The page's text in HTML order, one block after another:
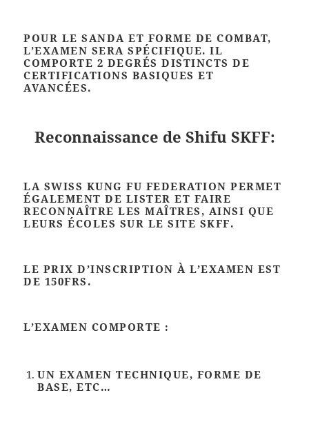
POUR LE SANDA ET FORME DE COMBAT,
L’EXAMEN SERA SPÉCIFIQUE. IL
COMPORTE 2 DEGRÉS DISTINCTS DE
CERTIFICATIONS BASIQUES ET
AVANCÉES.
Reconnaissance de Shifu SKFF:
LA SWISS KUNG FU FEDERATION PERMET
ÉGALEMENT DE LISTER ET FAIRE
RECONNAÎTRE LES MAÎTRES, AINSI QUE
LEURS ÉCOLES SUR LE SITE SKFF.
LE PRIX D’INSCRIPTION À L’EXAMEN EST
DE 150FRS.
L’EXAMEN COMPORTE :
UN EXAMEN TECHNIQUE, FORME DE
BASE, ETC…